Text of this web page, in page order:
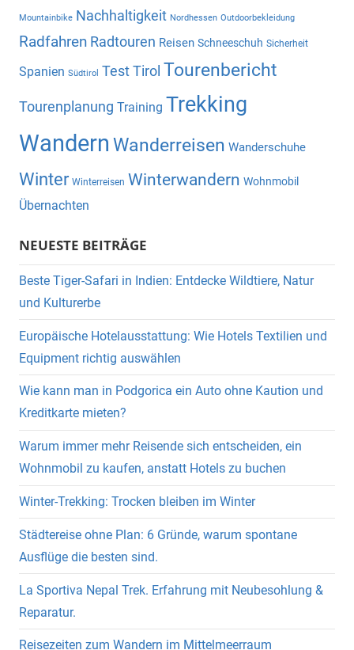
Mountainbike Nachhaltigkeit Nordhessen Outdoorbekleidung
Radfahren Radtouren Reisen Schneeschuh Sicherheit
Spanien Südtirol TestTirol Tourenbericht
Tourenplanung Training Trekking
Wandern Wanderreisen Wanderschuhe
Winter Winterreisen Winterwandern Wohnmobil
Übernachten
NEUESTE BEITRÄGE
Beste Tiger-Safari in Indien: Entdecke Wildtiere, Natur
und Kulturerbe
Europäische Hotelausstattung: Wie Hotels Textilien und
Equipment richtig auswählen
Wie kann man in Podgorica ein Auto ohne Kaution und
Kreditkarte mieten?
Warum immer mehr Reisende sich entscheiden, ein
Wohnmobil zu kaufen, anstatt Hotels zu buchen
Winter-Trekking: Trocken bleiben im Winter
Städtereise ohne Plan: 6 Gründe, warum spontane
Ausflüge die besten sind.
La Sportiva Nepal Trek. Erfahrung mit Neubesohlung &
Reparatur.
Reisezeiten zum Wandern im Mittelmeerraum